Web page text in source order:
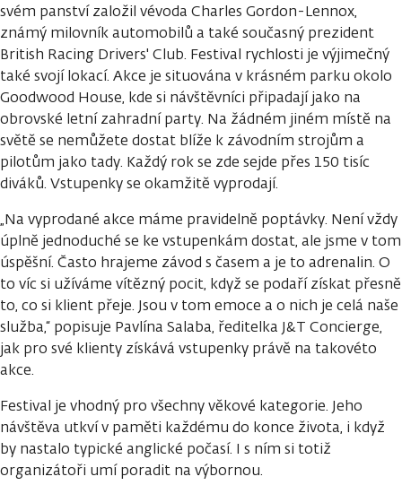
svém panství založil vévoda Charles Gordon-Lennox,
známý milovník automobilů a také současný prezident
British Racing Drivers' Club. Festival rychlosti je výjimečný
také svojí lokací. Akce je situována v krásném parku okolo
Goodwood House, kde si návštěvníci připadají jako na
obrovské letní zahradní party. Na žádném jiném místě na
světě se nemůžete dostat blíže k závodním strojům a
pilotům jako tady. Každý rok se zde sejde přes 150 tisíc
diváků. Vstupenky se okamžitě vyprodají.
„Na vyprodané akce máme pravidelně poptávky. Není vždy
úplně jednoduché se ke vstupenkám dostat, ale jsme v tom
úspěšní. Často hrajeme závod s časem a je to adrenalin. O
to víc si užíváme vítězný pocit, když se podaří získat přesně
to, co si klient přeje. Jsou v tom emoce a o nich je celá naše
služba,“ popisuje Pavlína Salaba, ředitelka J&T Concierge,
jak pro své klienty získává vstupenky právě na takovéto
akce.
Festival je vhodný pro všechny věkové kategorie. Jeho
návštěva utkví v paměti každému do konce života, i když
by nastalo typické anglické počasí. I s ním si totiž
organizátoři umí poradit na výbornou.